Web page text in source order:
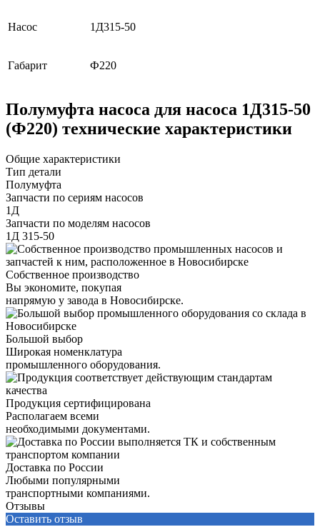
Насос 1Д315-50
Габарит Ф220
Полумуфта насоса для насоса 1Д315-50
(Ф220) технические характеристики
Общие характеристики
Тип детали
Полумуфта
Запчасти по сериям насосов
1Д
Запчасти по моделям насосов
1Д 315-50
Собственное производство
Вы экономите, покупая
напрямую у завода в Новосибирске.
Большой выбор
Широкая номенклатура
промышленного оборудования.
Продукция сертифицирована
Располагаем всеми
необходимыми документами.
Доставка по России
Любыми популярными
транспортными компаниями.
Отзывы
Оставить отзыв